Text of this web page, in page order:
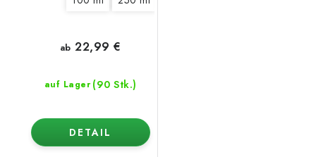
auf Lager (90 Stk.)
ab 22,99 €
DETAIL